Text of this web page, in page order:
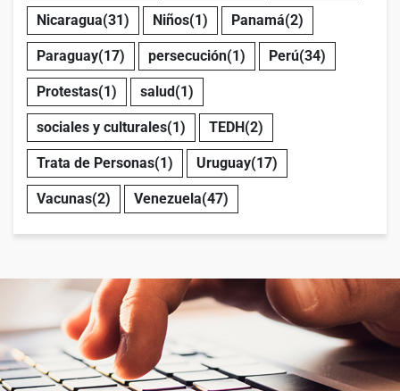
Nicaragua(31) Niños(1) Panamá(2)
Paraguay(17) persecución(1) Perú(34)
Protestas(1) salud(1)
sociales y culturales(1) TEDH(2)
Trata de Personas(1) Uruguay(17)
Vacunas(2) Venezuela(47)